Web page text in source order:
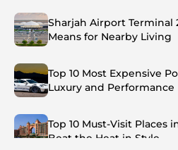
Sharjah Airport Terminal
Means for Nearby Living
Top 10 Most Expensive
Luxury and Performance
Top 10 Must-Visit Places
Beat the Heat in Style